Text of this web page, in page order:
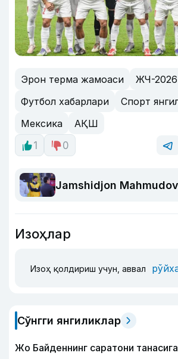
Эрон терма жамоаси
ЖЧ-2026
Футбол хабарлари
Спорт
Мексика
АҚШ
1
0
Jamshidjon Mahmudov
Изоҳлар
Изоҳ қолдириш учун, аввал
Сўнгги янгиликлар
Жо Байденнинг саратони